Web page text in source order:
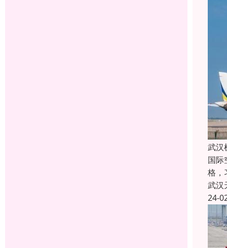
武汉
国
格，
武汉
24-